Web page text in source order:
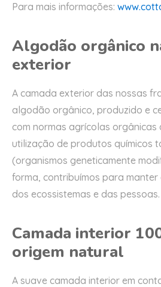
Para mais informações:
Algodão orgânico
exterior
A camada exterior das nossas
algodão orgânico, produzido e
com normas agrícolas orgânicas
utilização de produtos químicos
(organismos geneticamente
forma, contribuímos para
dos ecossistemas e das pessoas.
Camada interior
origem natural
A suave camada interior em